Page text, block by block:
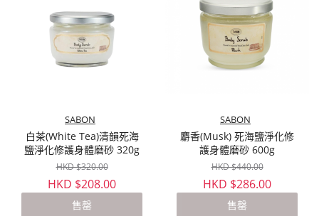
SABON
白茶(White Tea)清韻死海
鹽淨化修護身體磨砂 320g
HKD $320.00
HKD $208.00
售罄
SABON
麝香(Musk) 死海鹽淨化修
護身體磨砂 600g
HKD $440.00
HKD $286.00
售罄